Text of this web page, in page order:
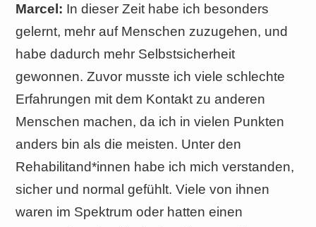
Marcel: In dieser Zeit habe ich besonders
gelernt, mehr auf Menschen zuzugehen, und
habe dadurch mehr Selbstsicherheit
gewonnen. Zuvor musste ich viele schlechte
Erfahrungen mit dem Kontakt zu anderen
Menschen machen, da ich in vielen Punkten
anders bin als die meisten. Unter den
Rehabilitand*innen habe ich mich verstanden,
sicher und normal gefühlt. Viele von ihnen
waren im Spektrum oder hatten einen